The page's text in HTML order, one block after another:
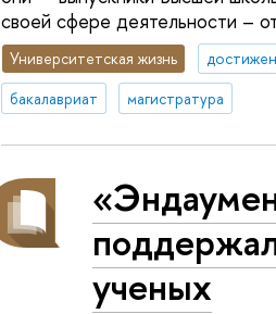
своей сфере деятельности –
Университетская жизнь
бакалавриат
магистратура
ученых